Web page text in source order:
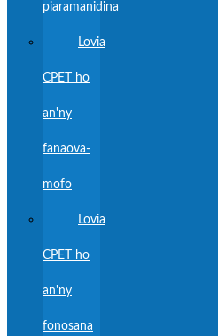
piaramanidina
Lovia
CPET ho
an'ny
fanaova-
mofo
Lovia
CPET ho
an'ny
fonosana